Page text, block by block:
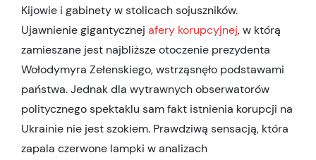
Kijowie i gabinety w stolicach sojuszników.
Ujawnienie gigantycznej afery korupcyjnej, w którą
zamieszane jest najbliższe otoczenie prezydenta
Wołodymyra Zełenskiego, wstrząsnęło podstawami
państwa. Jednak dla wytrawnych obserwatorów
politycznego spektaklu sam fakt istnienia korupcji na
Ukrainie nie jest szokiem. Prawdziwą sensacją, która
zapala czerwone lampki w analizach